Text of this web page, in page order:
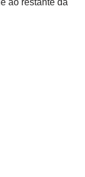
ao restante da